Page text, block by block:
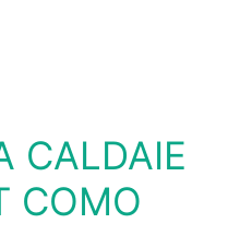
CALDAIE
COMO